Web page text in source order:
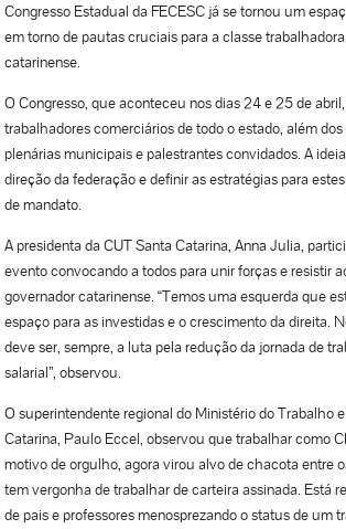
Congresso Estadual da FECESC já se tornou um
em torno de pautas cruciais para a classe
catarinense.
O Congresso, que aconteceu nos dias 24 e 25 de
trabalhadores comerciários de todo o estado, além
plenárias municipais e palestrantes convidados. A
direção da federação e definir as estratégias para
de mandato.
A presidenta da CUT Santa Catarina, Anna Julia,
evento convocando a todos para unir forças e resistir
governador catarinense. “Temos uma esquerda que
espaço para as investidas e o crescimento da direita.
deve ser, sempre, a luta pela redução da jornada de
salarial”, observou.
O superintendente regional do Ministério do Trabalho
Catarina, Paulo Eccel, observou que trabalhar como
motivo de orgulho, agora virou alvo de chacota entre
tem vergonha de trabalhar de carteira assinada. Está
de pais e professores menosprezando o status de um